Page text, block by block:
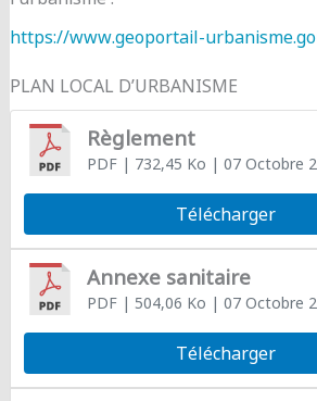
https://www.geoportail-
PLAN LOCAL D’URBANISME
Règlement
PDF| 732,45 Ko | 07 Octobre
Télécharger
Annexe sanitaire
PDF| 504,06 Ko | 07 Octobre
Télécharger